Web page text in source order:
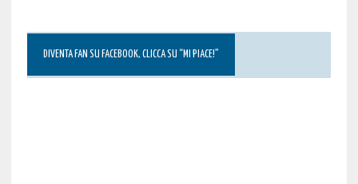
DIVENTA FAN SU FACEBOOK, CLICCA SU “MI PIACE!”